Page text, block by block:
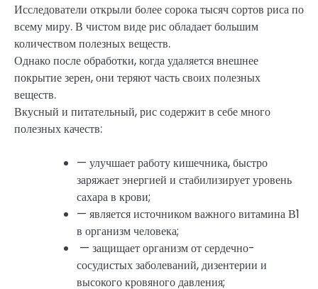
Исследователи открыли более сорока тысяч сортов риса по
всему миру. В чистом виде рис обладает большим
количеством полезных веществ.
Однако после обработки, когда удаляется внешнее
покрытие зерен, они теряют часть своих полезных
веществ.
Вкусный и питательный, рис содержит в себе много
полезных качеств:
— улучшает работу кишечника, быстро
заряжает энергией и стабилизирует уровень
сахара в крови;
— является источником важного витамина В1
в организм человека;
— защищает организм от сердечно-
сосудистых заболеваний, дизентерии и
высокого кровяного давления;